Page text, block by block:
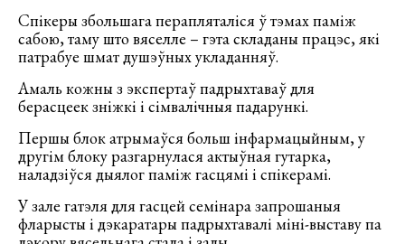
Спікеры збольшага перапляталіся ў тэмах паміж
сабою, таму што вяселле – гэта складаны працэс, які
патрабуе шмат душэўных укладанняў.
Амаль кожны з экспертаў падрыхтаваў для
берасцеек зніжкі і сімвалічныя падарункі.
Першы блок атрымаўся больш інфармацыйным, у
другім блоку разгарнулася актыўная гутарка,
наладзіўся дыялог паміж гасцямі і спікерамі.
У зале гатэля для гасцей семінара запрошаныя
фларысты і дэкаратары падрыхтавалі міні-выставу па